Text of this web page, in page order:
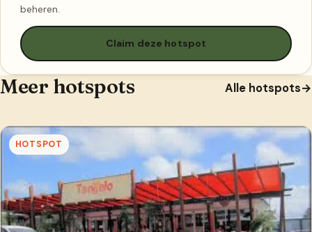
beheren.
Claim deze hotspot
Meer hotspots Alle hotspots→
HOTSPOT